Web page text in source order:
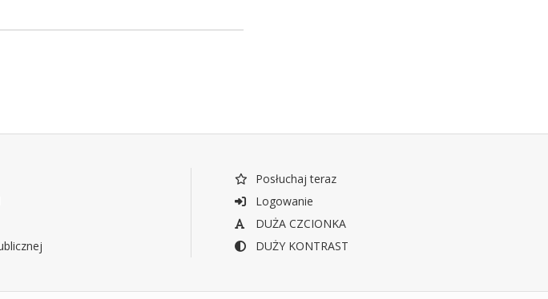
Posłuchaj teraz
Logowanie
DUŻA CZCIONKA
DUŻY KONTRAST